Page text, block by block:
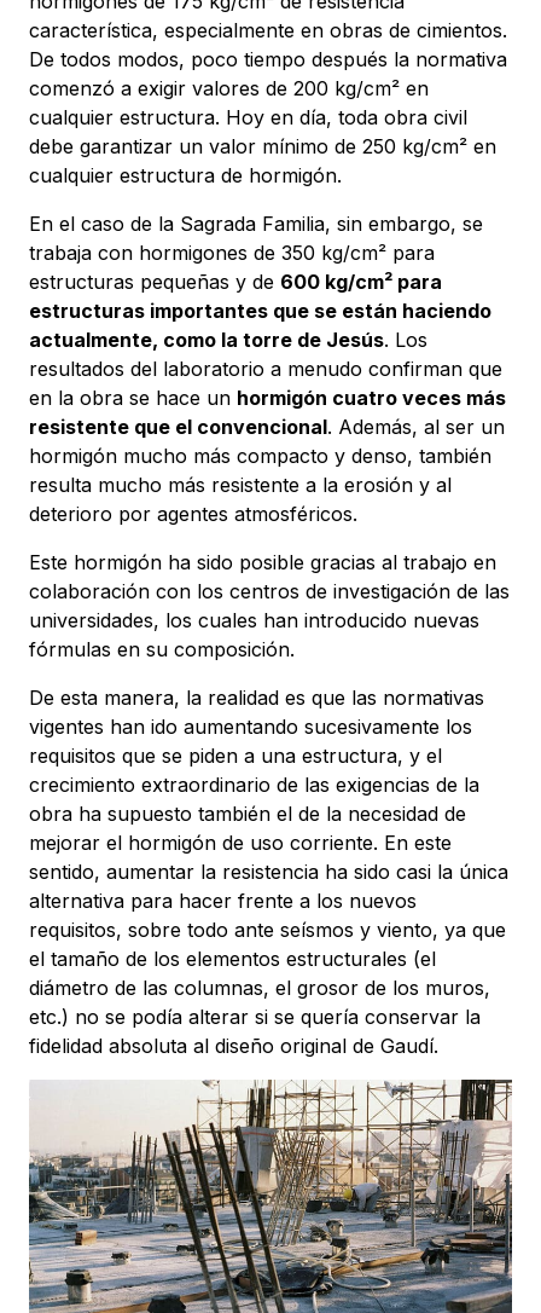
característica, especialmente en obras de cimientos.
De todos modos, poco tiempo después la normativa
comenzó a exigir valores de 200 kg/cm² en
cualquier estructura. Hoy en día, toda obra civil
debe garantizar un valor mínimo de 250 kg/cm² en
cualquier estructura de hormigón.
En el caso de la Sagrada Familia, sin embargo, se
trabaja con hormigones de 350 kg/cm² para
estructuras pequeñas y de 600 kg/cm² para
estructuras importantes que se están haciendo
actualmente, como la torre de Jesús. Los
resultados del laboratorio a menudo confirman que
en la obra se hace un hormigón cuatro veces más
resistente que el convencional. Además, al ser un
hormigón mucho más compacto y denso, también
resulta mucho más resistente a la erosión y al
deterioro por agentes atmosféricos.
Este hormigón ha sido posible gracias al trabajo en
colaboración con los centros de investigación de las
universidades, los cuales han introducido nuevas
fórmulas en su composición.
De esta manera, la realidad es que las normativas
vigentes han ido aumentando sucesivamente los
requisitos que se piden a una estructura, y el
crecimiento extraordinario de las exigencias de la
obra ha supuesto también el de la necesidad de
mejorar el hormigón de uso corriente. En este
sentido, aumentar la resistencia ha sido casi la única
alternativa para hacer frente a los nuevos
requisitos, sobre todo ante seísmos y viento, ya que
el tamaño de los elementos estructurales (el
diámetro de las columnas, el grosor de los muros,
etc.) no se podía alterar si se quería conservar la
fidelidad absoluta al diseño original de Gaudí.